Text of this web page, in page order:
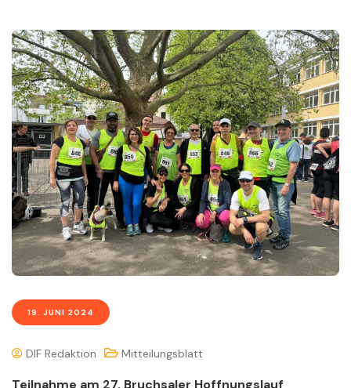
19. JUNI 2024
DIF Redaktion Mitteilungsblatt
Teilnahme am 27. Bruchsaler Hoffnungslauf